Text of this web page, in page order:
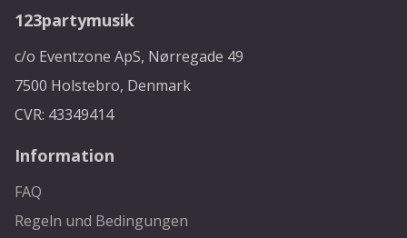
123partymusik
c/o Eventzone ApS, Nørregade 49
7500 Holstebro, Denmark
CVR: 43349414
Information
FAQ
Regeln und Bedingungen